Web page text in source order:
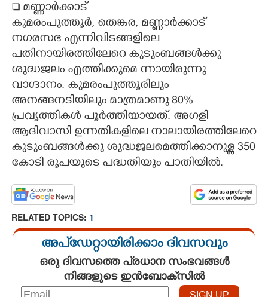
 മണ്ണാർക്കാട്
കുമരംപുത്തൂർ, തെങ്കര, മണ്ണാർക്കാട്
നഗരസഭ എന്നിവിടങ്ങളിലെ
പതിനായിരത്തിലേറെ കുടുംബങ്ങൾക്കു
ശുദ്ധജലം എത്തിക്കുമെ ന്നായിരുന്നു
വാഗ്ദാനം. കുമരംപുത്തൂരിലും
അനങ്ങനടിയിലും മാത്രമാണു 80%
പ്രവൃത്തികൾ പൂർത്തിയായത്. അഗളി
ആദിവാസി ഉന്നതികളിലെ നാലായിരത്തിലേറെ
കുടുംബങ്ങൾക്കു ശുദ്ധജലമെത്തിക്കാനുള്ള 350
കോടി രൂപയുടെ പദ്ധതിയും പാതിയിൽ.
RELATED TOPICS: 1
അപ്ഡേറ്റായിരിക്കാം ദിവസവും
ഒരു ദിവസത്തെ പ്രധാന സംഭവങ്ങൾ
നിങ്ങളുടെ ഇൻബോക്സിൽ